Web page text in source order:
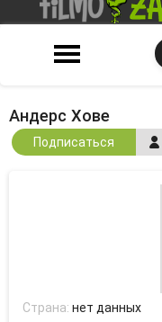
Андерс Хове
Подписаться
Страна:нет данных